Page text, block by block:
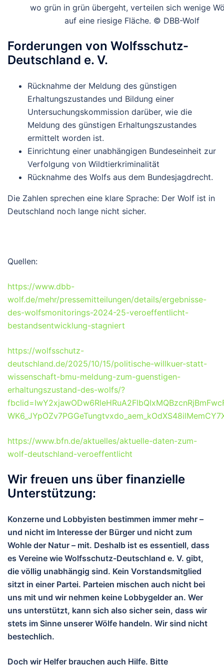
wo grün in grün übergeht, verteilen sich wenige
auf eine riesige Fläche. © DBB-Wolf
Forderungen von Wolfsschutz-
Deutschland e. V.
Rücknahme der Meldung des günstigen
Erhaltungszustandes und Bildung einer
Untersuchungskommission darüber, wie die
Meldung des günstigen Erhaltungszustandes
ermittelt worden ist.
Einrichtung einer unabhängigen Bundeseinheit zur
Verfolgung von Wildtierkriminalität
Rücknahme des Wolfs aus dem Bundesjagdrecht.
Die Zahlen sprechen eine klare Sprache: Der Wolf ist in
Deutschland noch lange nicht sicher.
Quellen:
https://www.dbb-
wolf.de/mehr/pressemitteilungen/details/ergebnisse-
des-wolfsmonitorings-2024-25-veroeffentlicht-
bestandsentwicklung-stagniert
https://wolfsschutz-
deutschland.de/2025/10/15/politische-willkuer-statt-
wissenschaft-bmu-meldung-zum-guenstigen-
erhaltungszustand-des-wolfs/?
https://www.bfn.de/aktuelles/aktuelle-daten-zum-
wolf-deutschland-veroeffentlicht
Wir freuen uns über finanzielle
Unterstützung:
Konzerne und Lobbyisten bestimmen immer mehr –
und nicht im Interesse der Bürger und nicht zum
Wohle der Natur – mit. Deshalb ist es essentiell, dass
es Vereine wie Wolfsschutz-Deutschland e. V. gibt,
die völlig unabhängig sind. Kein Vorstandsmitglied
sitzt in einer Partei. Parteien mischen auch nicht bei
uns mit und wir nehmen keine Lobbygelder an. Wer
uns unterstützt, kann sich also sicher sein, dass wir
stets im Sinne unserer Wölfe handeln. Wir sind nicht
bestechlich.
Doch wir Helfer brauchen auch Hilfe. Bitte